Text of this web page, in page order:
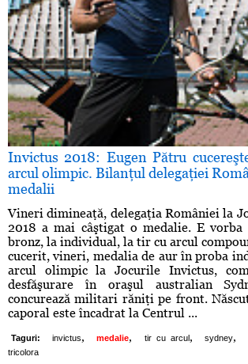
Invictus 2018: Eugen Pătru
arcul olimpic. Bilanţul delegaţiei
medalii
Vineri dimineaţă, delegaţia României la
2018 a mai câştigat o medalie. E
bronz, la individual, la tir cu arcul
cucerit, vineri, medalia de aur în proba
arcul olimpic la Jocurile Invictus,
desfăşurare în oraşul australian
concurează militari răniţi pe front.
caporal este încadrat la Centrul ...
Taguri: invictus, medalie, tir cu arcul , sydney,
tricolora